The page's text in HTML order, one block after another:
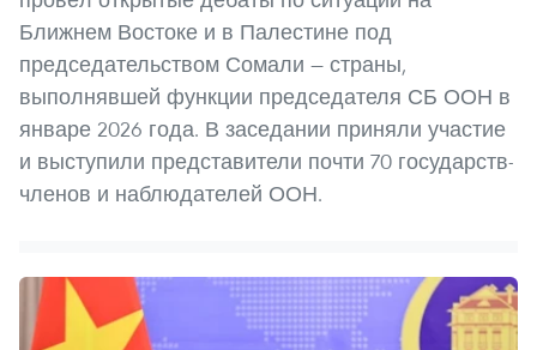
Ближнем Востоке и в Палестине под
председательством Сомали — страны,
выполнявшей функции председателя СБ ООН в
январе 2026 года. В заседании приняли участие
и выступили представители почти 70 государств-
членов и наблюдателей ООН.